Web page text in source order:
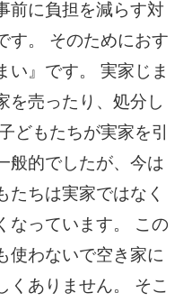
前に負担を減らす対
す。 そのためにおす
い』です。 実家じま
を売ったり、処分し
どもたちが実家を引
般的でしたが、今は
たちは実家ではなく
なっています。 この
使わないで空き家に
くありません。 そこ